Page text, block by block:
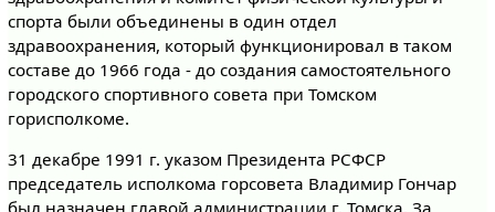
спорта были объединены в один отдел
здравоохранения, который функционировал в таком
составе до 1966 года - до создания самостоятельного
городского спортивного совета при Томском
горисполкоме.
31 декабре 1991 г. указом Президента РСФСР
председатель исполкома горсовета Владимир Гончар
был назначен главой администрации г. Томска. За